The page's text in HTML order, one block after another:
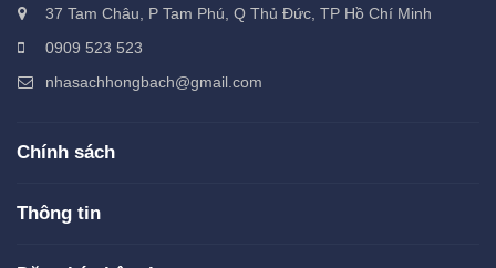
37 Tam Châu, P Tam Phú, Q Thủ Đức, TP Hồ Chí Minh
0909 523 523
nhasachhongbach@gmail.com
Chính sách
Thông tin